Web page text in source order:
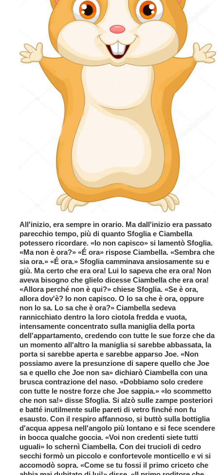
All'inizio, era sempre in orario. Ma dall'inizio era passato
parecchio tempo, più di quanto Sfoglia e Ciambella
potessero ricordare. «Io non capisco» si lamentò Sfoglia.
«Ma non è ora?» «É ora» rispose Ciambella. «Sembra che
sia ora.» «É ora.» Sfoglia camminava ansiosamente su e
giù. Ma certo che era ora! Lui lo sapeva che era ora! Non
aveva bisogno che glielo dicesse Ciambella che era ora!
«Allora perché non è qui?» chiese Sfoglia. «Se è ora,
allora dov'è? Io non capisco. O lo sa che è ora, oppure
non lo sa. Lo sa che è ora?» Ciambella sedeva
rannicchiato dentro la loro ciotola fredda e vuota,
intensamente concentrato sulla maniglia della porta
dell'appartamento, credendo con tutte le sue forze che da
un momento all'altro la maniglia si sarebbe abbassata, la
porta si sarebbe aperta e sarebbe apparso Joe. «Non
possiamo avere la presunzione di sapere quello che Joe
sa e quello che Joe non sa» dichiarò Ciambella con una
brusca contrazione del naso. «Dobbiamo solo credere
con tutte le nostre forze che Joe sappia.» «Io scommetto
che non sa!» disse Sfoglia. Si alzò sulle zampe posteriori
e batté inutilmente sulle pareti di vetro finché non fu
esausto. Con il respiro affannoso, si buttò sulla bottiglia
d'acqua appesa nell'angolo più lontano e si fece scendere
in bocca qualche goccia. «Voi non credenti siete tutti
uguali» lo schernì Ciambella. Con dei trucioli di cedro
secchi formò un piccolo e confortevole monticello e vi si
accomodò sopra. «Come se tu fossi il primo criceto che